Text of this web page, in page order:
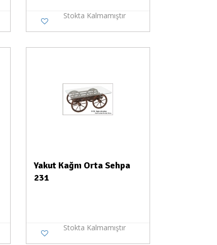
Stokta Kalmamıştır
Yakut Kağnı Orta Sehpa
231
Stokta Kalmamıştır